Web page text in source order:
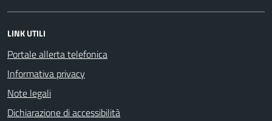
LINK UTILI
Portale allerta telefonica
Informativa privacy
Note legali
Dichiarazione di accessibilità